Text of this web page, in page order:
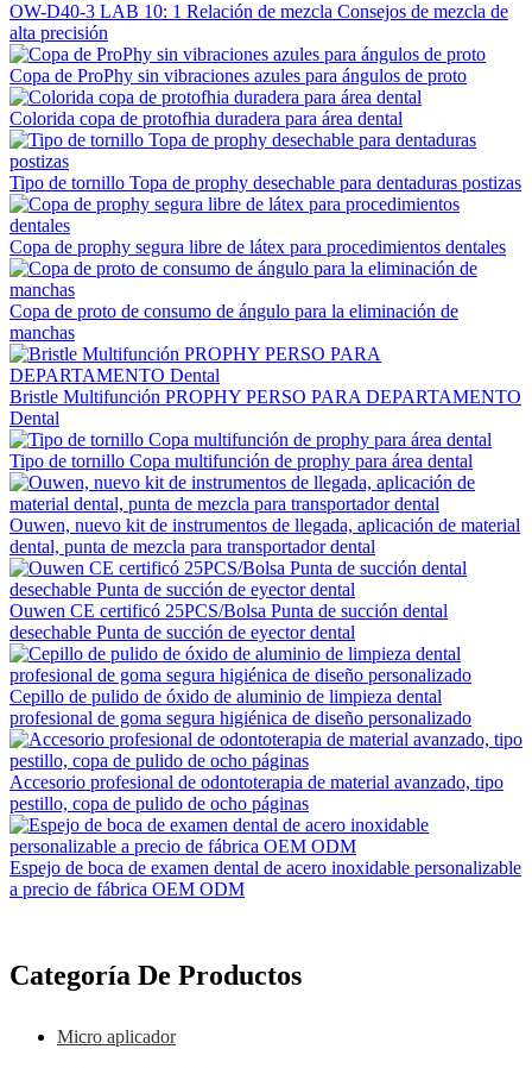
OW-D40-3 LAB 10: 1 Relación de mezcla Consejos de mezcla de
alta precisión
Copa de ProPhy sin vibraciones azules para ángulos de proto
Colorida copa de protofhia duradera para área dental
Tipo de tornillo Topa de prophy desechable para dentaduras postizas
Copa de prophy segura libre de látex para procedimientos dentales
Copa de proto de consumo de ángulo para la eliminación de
manchas
Bristle Multifunción PROPHY PERSO PARA DEPARTAMENTO
Dental
Tipo de tornillo Copa multifunción de prophy para área dental
Ouwen, nuevo kit de instrumentos de llegada, aplicación de material
dental, punta de mezcla para transportador dental
Ouwen CE certificó 25PCS/Bolsa Punta de succión dental
desechable Punta de succión de eyector dental
Cepillo de pulido de óxido de aluminio de limpieza dental
profesional de goma segura higiénica de diseño personalizado
Accesorio profesional de odontoterapia de material avanzado, tipo
pestillo, copa de pulido de ocho páginas
Espejo de boca de examen dental de acero inoxidable personalizable
a precio de fábrica OEM ODM
Categoría De Productos
Micro aplicador